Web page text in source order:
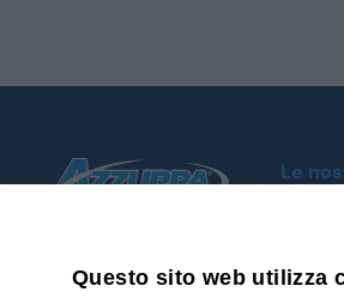
0171 412112
Le
Via della
Questo sito web utilizza